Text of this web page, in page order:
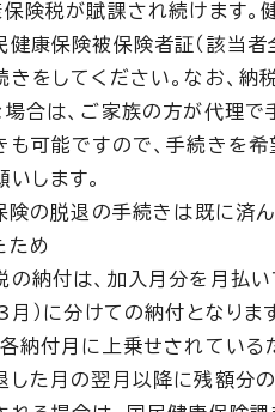
険税が賦課され続けます。
健康保険被保険者証（該当者
きをしてください。なお、
合は、ご家族の方が代理で
も可能ですので、手続きを
します。
険の脱退の手続きは既に済
ため
の納付は、加入月分を月払
月）に分けての納付となり
納付月に上乗せされている
した月の翌月以降に残額分